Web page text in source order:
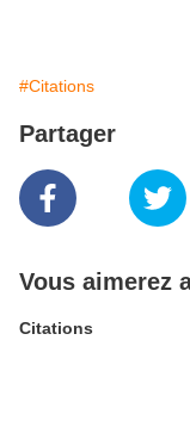
#Citations
Partager
Vous aimerez
Citations